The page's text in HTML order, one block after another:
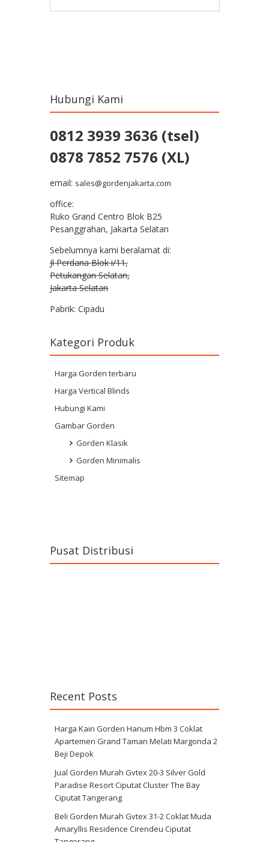
Hubungi Kami
0812 3939 3636 (tsel)
0878 7852 7576 (XL)
email: sales@gordenjakarta.com
office:
Ruko Grand Centro Blok B25
Pesanggrahan, Jakarta Selatan
Sebelumnya kami beralamat di:
Jl Perdana Blok i/11,
Petukangan Selatan,
Jakarta Selatan
Pabrik: Cipadu
Kategori Produk
Harga Gorden terbaru
Harga Vertical Blinds
Hubungi Kami
Gambar Gorden
Gorden Klasik
Gorden Minimalis
Sitemap
Pusat Distribusi
Recent Posts
Harga Kain Gorden Hanum Hbm 3 Coklat
Apartemen Grand Taman Melati Margonda 2
Beji Depok
Jual Gorden Murah Gvtex 20-3 Silver Gold
Paradise Resort Ciputat Cluster The Bay
Ciputat Tangerang
Beli Gorden Murah Gvtex 31-2 Coklat Muda
Amaryllis Residence Cirendeu Ciputat